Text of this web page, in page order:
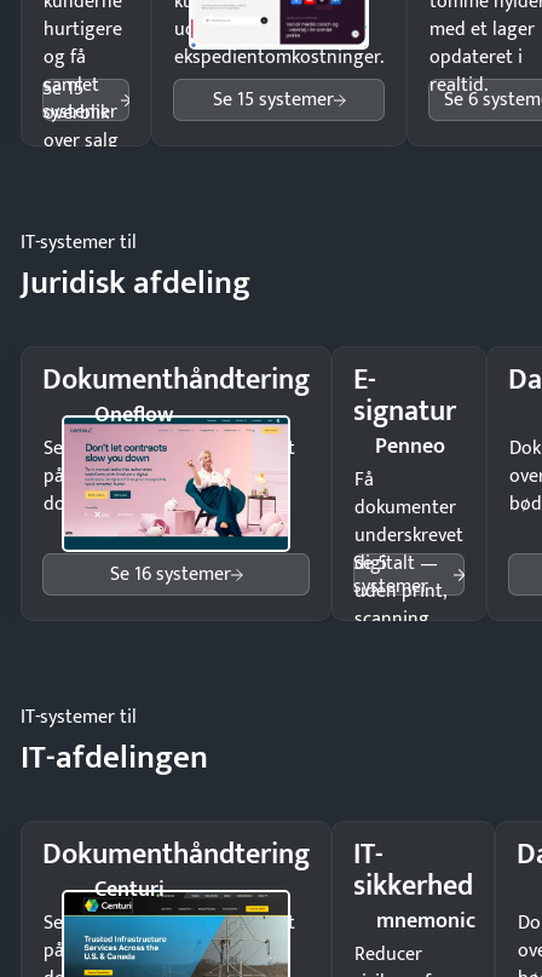
hurtigere
og få
samlet
overblik
over salg
Se 15
systemer
uden
ekspedientomkostninger.
Se 15 systemer
med et lager
opdateret i
realtid.
Se 6
IT-systemer til
Juridisk afdeling
Dokumenthåndtering
Oneflow
Send kontrakter til underskrift
på minutter og mist ingen
dokumenter.
Se 16 systemer
E-
signatur
Penneo
Få
dokumenter
underskrevet
digitalt —
uden print,
scanning
Se 5
systemer
IT-systemer til
IT-afdelingen
Dokumenthåndtering
Centuri
Send kontrakter til underskrift
på minutter og mist ingen
IT-
sikkerhed
mnemonic
Reducer